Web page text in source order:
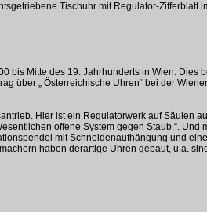
Tischuhr mit Regulator-Zifferblatt
bis Mitte des 19. Jahrhunderts in Wien. Dies
über „ Österreichische Uhren“ bei der
Hier ist ein Regulatorwerk auf Säulen
offene System gegen Staub.“. Und
mit Schneidenaufhängung und
haben derartige Uhren gebaut, u.a.